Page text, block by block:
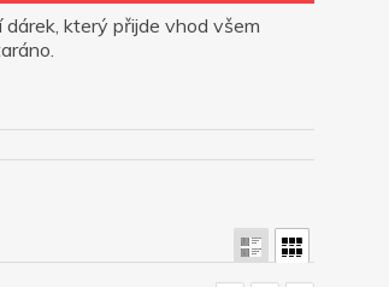
který přijde vhod všem